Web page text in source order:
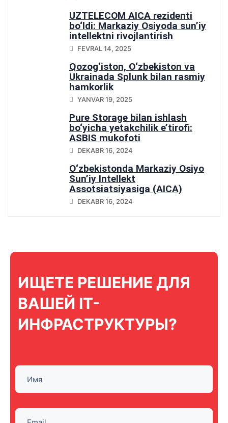
UZTELECOM AICA rezidenti
bo‘ldi: Markaziy Osiyoda sun’iy
intellektni rivojlantirish
yo‘lidagi muhim qadam
FEVRAL 14, 2025
Qozog‘iston, O‘zbekiston va
Ukrainada Splunk bilan rasmiy
hamkorlik
YANVAR 19, 2025
Pure Storage bilan ishlash
bo‘yicha yetakchilik e’tirofi:
ASBIS mukofoti
DEKABR 16, 2024
O‘zbekistonda Markaziy Osiyo
Sun’iy Intellekt
Assotsiatsiyasiga (AICA)
qo‘shilish
DEKABR 16, 2024
ИЩЕТЕ РЕШЕНИЕ ДЛЯ
ВАШЕЙ IT-
ИНФРАСТРУКТУРЫ?